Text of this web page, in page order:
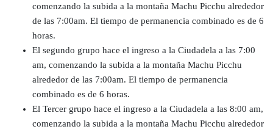
comenzando la subida a la montaña Machu Picchu alrededor
de las 7:00am. El tiempo de permanencia combinado es de 6
horas.
El segundo grupo hace el ingreso a la Ciudadela a las 7:00
am, comenzando la subida a la montaña Machu Picchu
alrededor de las 7:00am. El tiempo de permanencia
combinado es de 6 horas.
El Tercer grupo hace el ingreso a la Ciudadela a las 8:00 am,
comenzando la subida a la montaña Machu Picchu alrededor